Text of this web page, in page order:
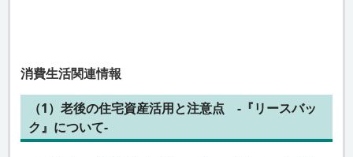
消費生活関連情報
（1）老後の住宅資産活用と注意点 -『リースバッ
ク』について-